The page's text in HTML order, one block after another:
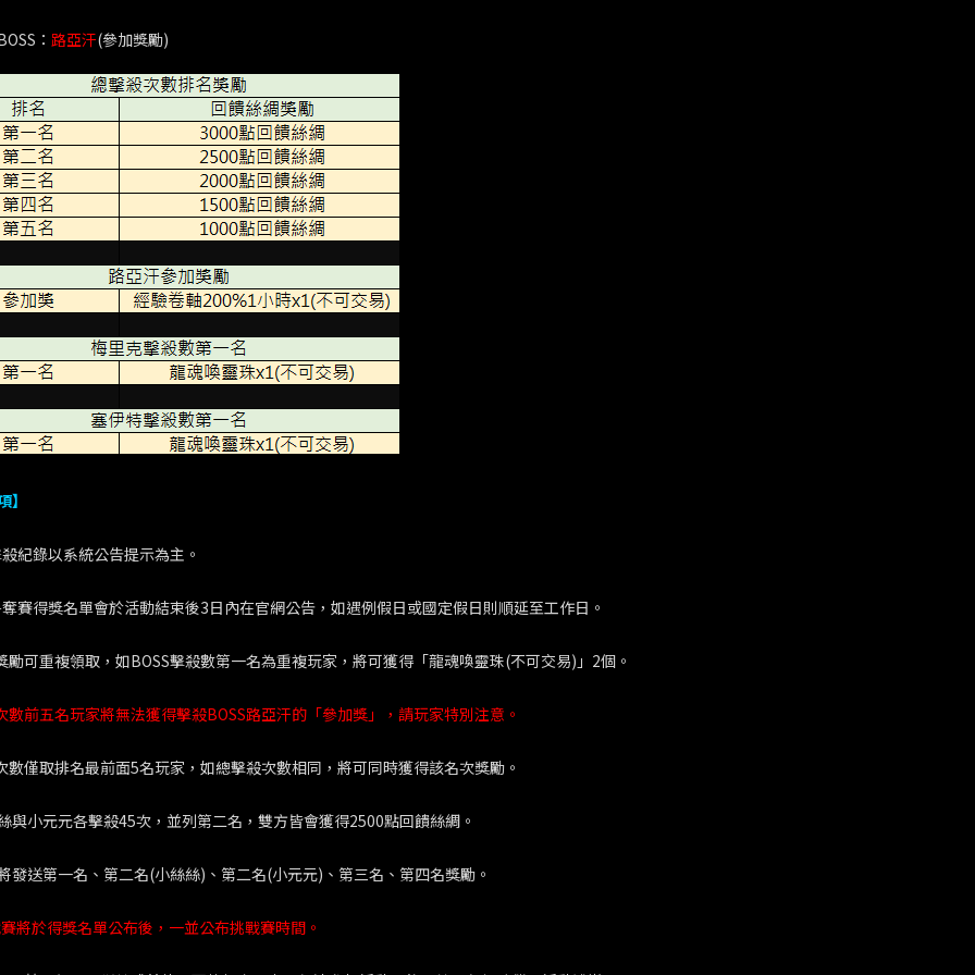
： 路亞汗(參加獎勵)
】
紀錄以系統公告提示為主。
奪賽得獎名單會於活動結束後3日內在官網公告，如遇例假日或國定假日則順延至工作日。
勵可重複領取，如BOSS擊殺數第一名為重複玩家，將可獲得「龍魂喚靈珠(不可交易)」2個。
數前五名玩家將無法獲得擊殺BOSS路亞汗的「參加獎」，請玩家特別注意。
數僅取排名最前面5名玩家，如總擊殺次數相同，將可同時獲得該名次獎勵。
與小元元各擊殺45次，並列第二名，雙方皆會獲得2500點回饋絲綢。
發送第一名、第二名(小絲絲)、第二名(小元元)、第三名、第四名獎勵。
將於得獎名單公布後，一並公布挑戰賽時間。